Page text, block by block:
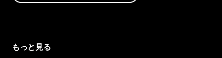
もっと見る